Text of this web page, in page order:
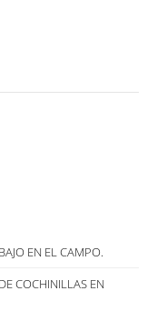
EN EL CAMPO.
COCHINILLAS EN